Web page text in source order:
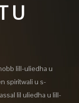
U
lill-uliedha u
spiritwali u s-
lil uliedha u lill-